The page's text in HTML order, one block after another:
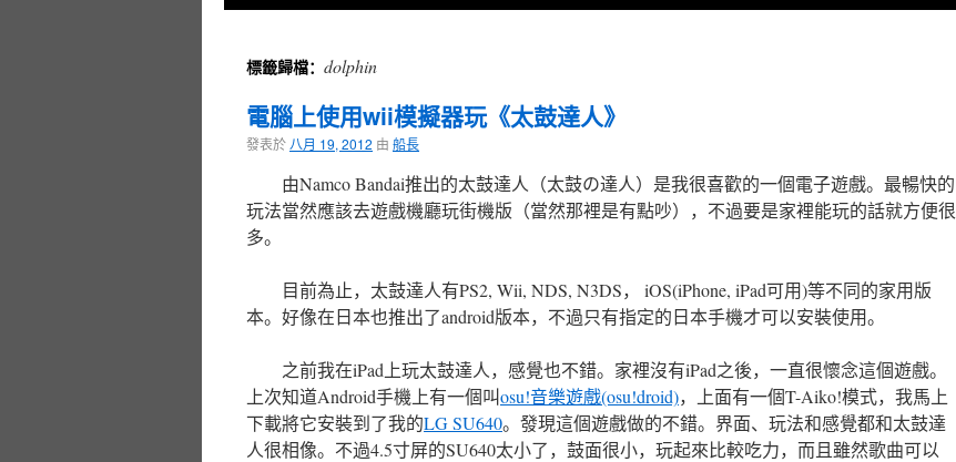
標籤歸檔： dolphin
電腦上使用wii模擬器玩《太鼓達人》
發表於 八月 19, 2012 由 船長
由Namco Bandai推出的太鼓達人（太鼓の達人）是我很喜歡的一個電子遊戲。最暢快的
玩法當然應該去遊戲機廳玩街機版（當然那裡是有點吵），不過要是家裡能玩的話就方便很
多。
目前為止，太鼓達人有PS2, Wii, NDS, N3DS， iOS(iPhone, iPad可用)等不同的家用版
本。好像在日本也推出了android版本，不過只有指定的日本手機才可以安裝使用。
之前我在iPad上玩太鼓達人，感覺也不錯。家裡沒有iPad之後，一直很懷念這個遊戲。
上次知道Android手機上有一個叫osu!音樂遊戲(osu!droid)，上面有一個T-Aiko!模式，我馬上
下載將它安裝到了我的LG SU640。發現這個遊戲做的不錯。界面、玩法和感覺都和太鼓達
人很相像。不過4.5寸屏的SU640太小了，鼓面很小，玩起來比較吃力，而且雖然歌曲可以